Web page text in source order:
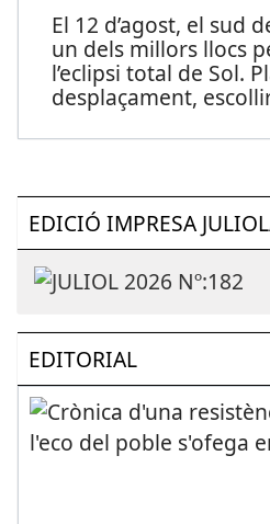
El 12 d’agost, el sud
un dels millors llocs
l’eclipsi total de Sol.
desplaçament,
EDICIÓ IMPRESA
EDITORIAL